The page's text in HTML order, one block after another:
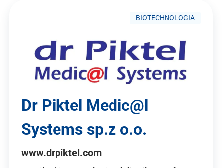
BIOTECHNOLOGIA
Dr Piktel Medic@l
Systems sp.z o.o.
www.drpiktel.com